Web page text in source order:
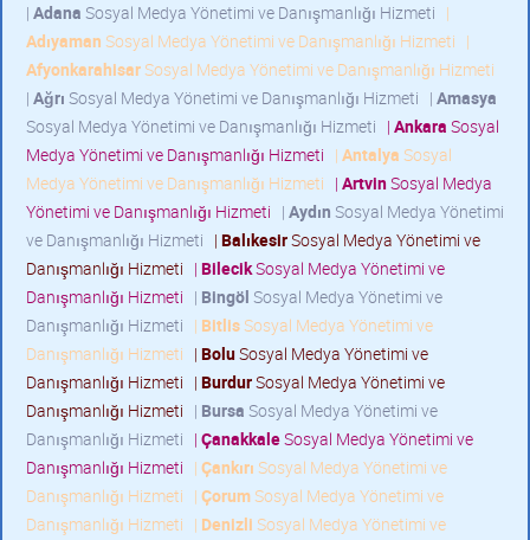
| Adana Sosyal Medya Yönetimi ve Danışmanlığı Hizmeti |
Adıyaman Sosyal Medya Yönetimi ve Danışmanlığı Hizmeti |
AfyonkarahisarSosyal Medya Yönetimi ve Danışmanlığı Hizmeti
| Ağrı Sosyal Medya Yönetimi ve Danışmanlığı Hizmeti | Amasya
Sosyal Medya Yönetimi ve Danışmanlığı Hizmeti | Ankara Sosyal
Medya Yönetimi ve Danışmanlığı Hizmeti | Antalya Sosyal
Medya Yönetimi ve Danışmanlığı Hizmeti | ArtvinSosyal Medya
Yönetimi ve Danışmanlığı Hizmeti | Aydın Sosyal Medya Yönetimi
ve Danışmanlığı Hizmeti | BalıkesirSosyal Medya Yönetimi ve
Danışmanlığı Hizmeti | BilecikSosyal Medya Yönetimi ve
Danışmanlığı Hizmeti | Bingöl Sosyal Medya Yönetimi ve
Danışmanlığı Hizmeti | BitlisSosyal Medya Yönetimi ve
Danışmanlığı Hizmeti | BoluSosyal Medya Yönetimi ve
Danışmanlığı Hizmeti | BurdurSosyal Medya Yönetimi ve
Danışmanlığı Hizmeti | Bursa Sosyal Medya Yönetimi ve
Danışmanlığı Hizmeti | ÇanakkaleSosyal Medya Yönetimi ve
Danışmanlığı Hizmeti | Çankırı Sosyal Medya Yönetimi ve
Danışmanlığı Hizmeti | ÇorumSosyal Medya Yönetimi ve
Danışmanlığı Hizmeti | Denizli Sosyal Medya Yönetimi ve